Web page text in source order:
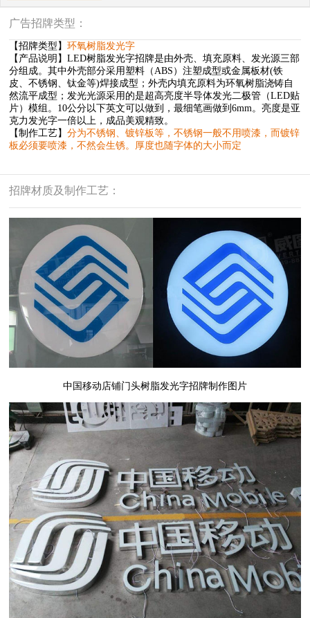
广告招牌类型：
【招牌类型】环氧树脂发光字
【产品说明】LED树脂发光字招牌是由外壳、填充原料、发光源三部
分组成。其中外壳部分采用塑料（ABS）注塑成型或金属板材(铁
皮、不锈钢、钛金等)焊接成型；外壳内填充原料为环氧树脂浇铸自
然流平成型；发光光源采用的是超高亮度半导体发光二极管（LED贴
片）模组。10公分以下英文可以做到，最细笔画做到6mm。亮度是亚
克力发光字一倍以上，成品美观精致。
【制作工艺】分为不锈钢、镀锌板等，不锈钢一般不用喷漆，而镀锌
板必须要喷漆，不然会生锈。厚度也随字体的大小而定
招牌材质及制作工艺：
中国移动店铺门头树脂发光字招牌制作图片